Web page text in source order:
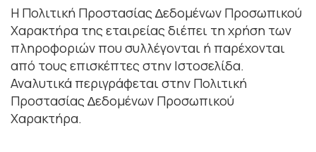
Η Πολιτική Προστασίας ∆εδοµένων Προσωπικού
Χαρακτήρα της εταιρείας διέπει τη χρήση των
πληροφοριών που συλλέγονται ή παρέχονται
από τους επισκέπτες στην Ιστοσελίδα.
Αναλυτικά περιγράφεται στην Πολιτική
Προστασίας ∆εδοµένων Προσωπικού
Χαρακτήρα.